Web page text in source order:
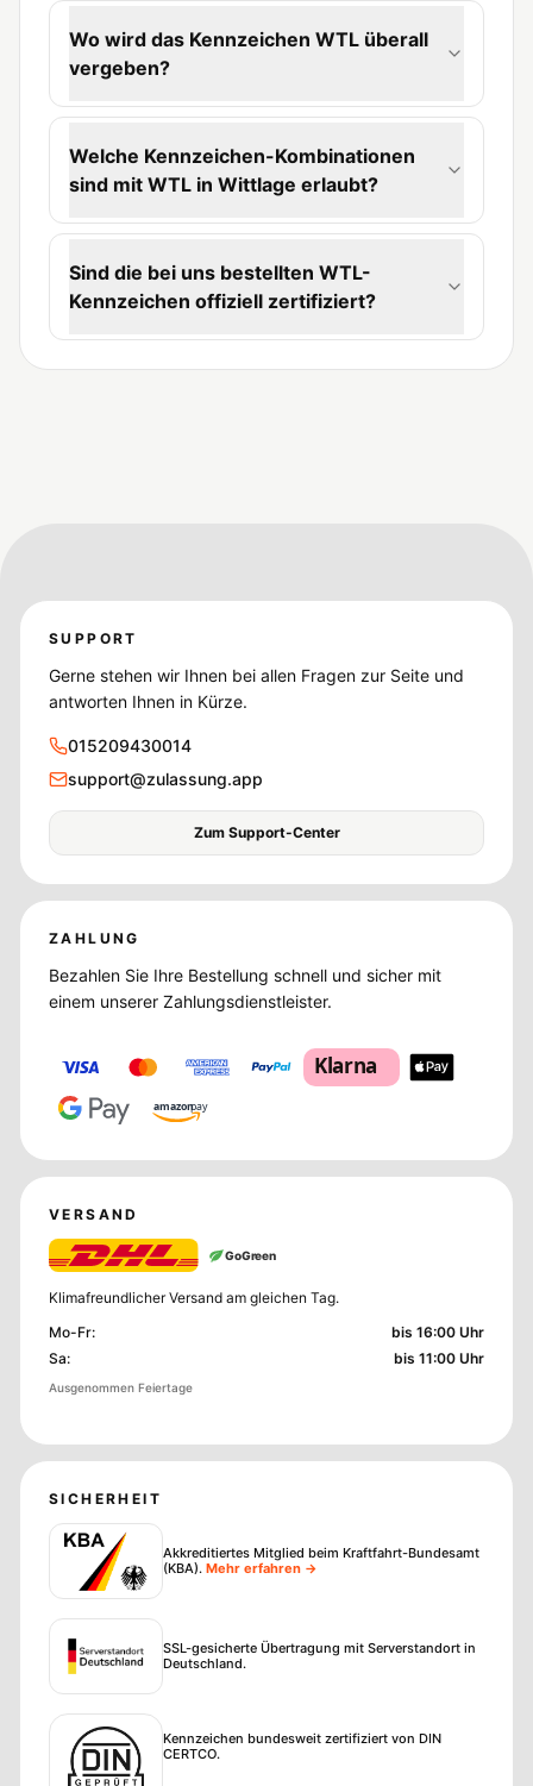
Wo wird das Kennzeichen WTL überall
vergeben?
Welche Kennzeichen-Kombinationen
sind mit WTL in Wittlage erlaubt?
Sind die bei uns bestellten WTL-
Kennzeichen offiziell zertifiziert?
SUPPORT
Gerne stehen wir Ihnen bei allen Fragen zur Seite und
antworten Ihnen in Kürze.
015209430014
support@zulassung.app
Zum Support-Center
ZAHLUNG
Bezahlen Sie Ihre Bestellung schnell und sicher mit
einem unserer Zahlungsdienstleister.
Klarna
amazonpay
VERSAND
GoGreen
Klimafreundlicher Versand am gleichen Tag.
Mo-Fr:
bis 16:00 Uhr
Sa: bis 11:00 Uhr
Ausgenommen Feiertage
SICHERHEIT
Akkreditiertes Mitglied beim Kraftfahrt-Bundesamt
(KBA). Mehr erfahren →
SSL-gesicherte Übertragung mit Serverstandort in
Deutschland.
Kennzeichen bundesweit zertifiziert von DIN
CERTCO.